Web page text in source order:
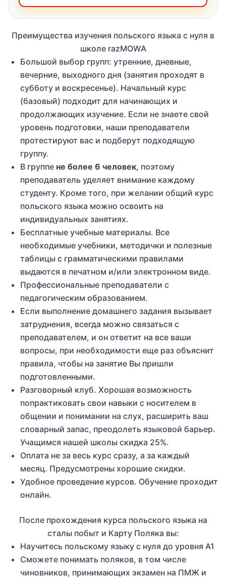
Преимущества изучения польского языка с нуля в
школе razMOWA
Большой выбор групп: утренние, дневные,
вечерние, выходного дня (занятия проходят в
субботу и воскресенье). Начальный курс
(базовый) подходит для начинающих и
продолжающих изучение. Если не знаете свой
уровень подготовки, наши преподаватели
протестируют вас и подберут подходящую
группу.
В группе не более 6 человек, поэтому
преподаватель уделяет внимание каждому
студенту. Кроме того, при желании общий курс
польского языка можно освоить на
индивидуальных занятиях.
Бесплатные учебные материалы. Все
необходимые учебники, методички и полезные
таблицы с грамматическими правилами
выдаются в печатном и/или электронном виде.
Профессиональные преподаватели с
педагогическим образованием.
Если выполнение домашнего задания вызывает
затруднения, всегда можно связаться с
преподавателем, и он ответит на все ваши
вопросы, при необходимости еще раз объяснит
правила, чтобы на занятие Вы пришли
подготовленными.
Разговорный клуб. Хорошая возможность
попрактиковать свои навыки с носителем в
общении и понимании на слух, расширить ваш
словарный запас, преодолеть языковой барьер.
Учащимся нашей школы скидка 25%.
Оплата не за весь курс сразу, а за каждый
месяц. Предусмотрены хорошие скидки.
Удобное проведение курсов. Обучение проходит
онлайн.
После прохождения курса польского языка на
сталы побыт и Карту Поляка вы:
Научитесь польскому языку с нуля до уровня A1
Сможете понимать поляков, в том числе
чиновников, принимающих экзамен на ПМЖ и